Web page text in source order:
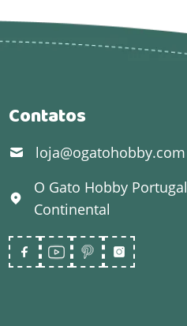
Contatos
loja@ogatohobby.com
O Gato Hobby Portugal
Continental